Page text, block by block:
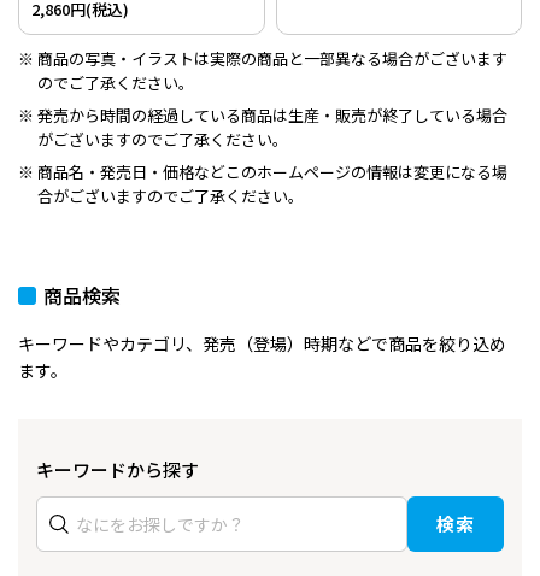
2,860円(税込)
商品の写真・イラストは実際の商品と一部異なる場合がございます
のでご了承ください。
発売から時間の経過している商品は生産・販売が終了している場合
がございますのでご了承ください。
商品名・発売日・価格などこのホームページの情報は変更になる場
合がございますのでご了承ください。
商品検索
キーワードやカテゴリ、発売（登場）時期などで商品を絞り込め
ます。
キーワードから探す
検索